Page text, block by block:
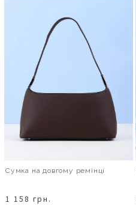
Сумка на довгому ремінці
1 158 грн.